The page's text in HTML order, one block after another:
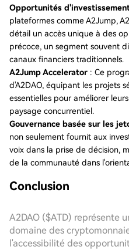
Opportunités
plateformes comme A2Jump,
détail un accès unique à des
précoce, un segment souvent
canaux financiers traditionnels.
A2Jump Accelerator : Ce
d'A2DAO, équipant les projets
essentielles pour améliorer
paysage concurrentiel.
Gouvernance basée sur les
non seulement fournit aux
voix dans la prise de décision,
de la communauté dans
Conclusion
A2DAO ($ATD) représente
domaine des
l'accessibilité des